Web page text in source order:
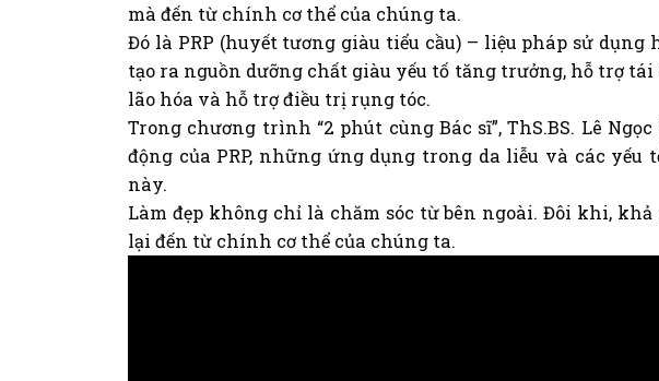
mà đến từ chính cơ thể của chúng ta.
Đó là PRP (huyết tương giàu tiểu cầu) – liệu pháp sử
tạo ra nguồn dưỡng chất giàu yếu tố tăng trưởng, hỗ trợ tái
lão hóa và hỗ trợ điều trị rụng tóc.
Trong chương trình “2 phút cùng Bác sĩ”,ThS.BS. Lê
động của PRP, những ứng dụng trong da liễu và các
này.
Làm đẹp không chỉ là chăm sóc từ bên ngoài. Đôi khi,
lại đến từ chính cơ thể của chúng ta.